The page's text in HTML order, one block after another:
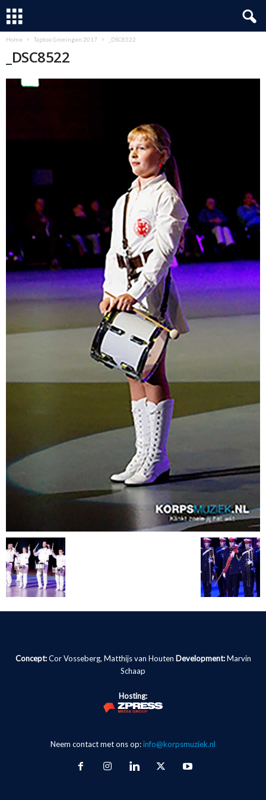
Home Taptoe Groningen 2017 _DSC8522
_DSC8522
Concept:Cor Vosseberg, Matthijs van Houten Development: Marvin
Schaap
Hosting:
Neem contact met ons op:info@korpsmuziek.nl